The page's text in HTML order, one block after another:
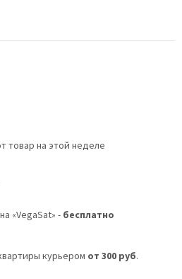
товар на этой неделе
«VegaSat» - бесплатно
курьером от 300 руб.